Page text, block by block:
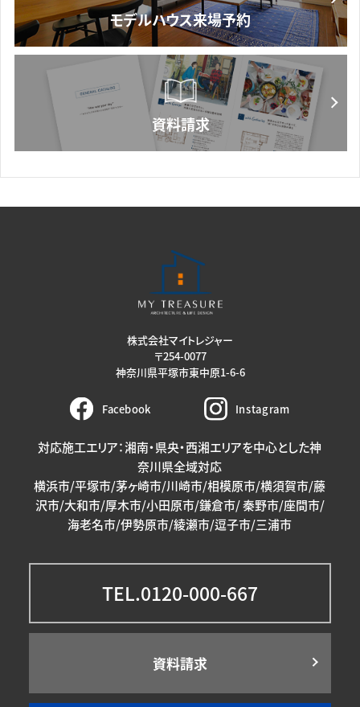
株式会社マイトレジャー
〒254-0077
神奈川県平塚市東中原1-6-6
Facebook Instagram
対応施工エリア：湘南・県央・西湘エリアを中心とした神
奈川県全域対応
横浜市/平塚市/茅ヶ崎市/川崎市/相模原市/横須賀市/藤
沢市/大和市/厚木市/小田原市/鎌倉市/ 秦野市/座間市/
海老名市/伊勢原市/綾瀬市/逗子市/三浦市
TEL.0120-000-667
資料請求